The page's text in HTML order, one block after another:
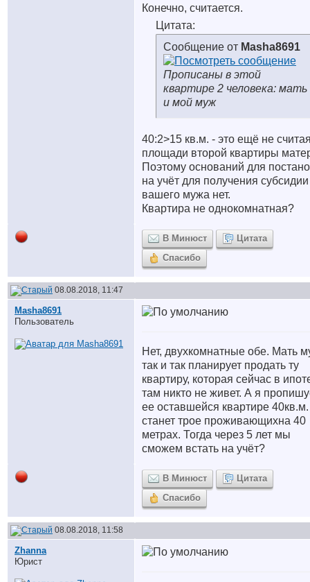
Конечно, считается.
Цитата:
Сообщение от Masha8691
Прописаны в этой
квартире 2 человека: мать
и мой муж
40:2>15 кв.м. - это ещё не
площади второй квартиры
Поэтому оснований для
на учёт для получения субсидии
вашего мужа нет.
Квартира не однокомнатная?
В Минюст
Цитата
Спасибо
08.08.2018, 11:47
Masha8691
Пользователь
Нет, двухкомнатные обе. Мать
так и так планирует продать ту
квартиру, которая сейчас в
там никто не живет. А я
ее оставшейся квартире
станет трое проживающихна 40
метрах. Тогда через 5 лет мы
сможем встать на учёт?
В Минюст
Цитата
Спасибо
08.08.2018, 11:58
Zhanna
Юрист